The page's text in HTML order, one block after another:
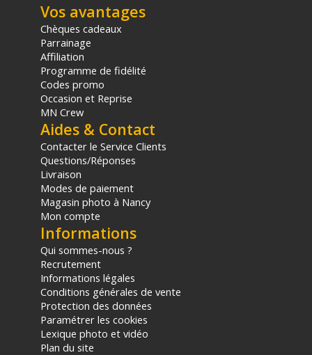
Vos avantages
Chèques cadeaux
Parrainage
Affiliation
Programme de fidélité
Codes promo
Occasion et Reprise
MN Crew
Aides & Contact
Contacter le Service Clients
Questions/Réponses
Livraison
Modes de paiement
Magasin photo à Nancy
Mon compte
Informations
Qui sommes-nous ?
Recrutement
Informations légales
Conditions générales de vente
Protection des données
Paramétrer les cookies
Lexique photo et vidéo
Plan du site